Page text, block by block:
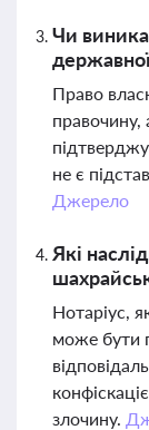
Чи
Право
правочину,
не є
Джерело
Які
Нотаріус,
може бути
злочину.